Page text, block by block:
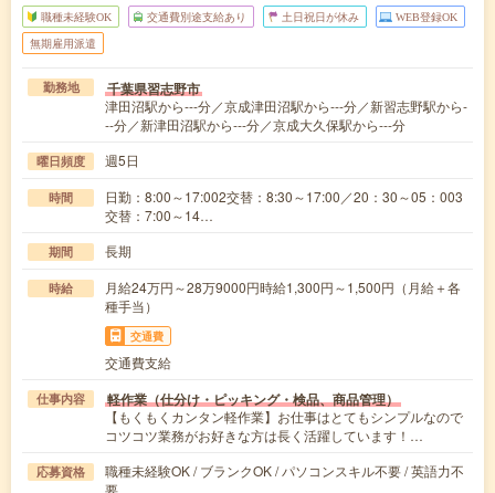
職種未経験OK 交通費別途支給あり 土日祝日が休み WEB登録OK
無期雇用派遣
勤務地 千葉県習志野市
津田沼駅から---分／京成津田沼駅から---分／新習志野駅から-
--分／新津田沼駅から---分／京成大久保駅から---分
曜日頻度 週5日
時間
日勤：8:00～17:002交替：8:30～17:00／20：30～05：003
交替：7:00～14…
期間 長期
時給
月給24万円～28万9000円時給1,300円～1,500円（月給＋各
種手当）
交通費
交通費支給
仕事内容 軽作業（仕分け・ピッキング・検品、商品管理）
【もくもくカンタン軽作業】お仕事はとてもシンプルなので
コツコツ業務がお好きな方は長く活躍しています！…
応募資格
職種未経験OK / ブランクOK / パソコンスキル不要 / 英語力不
要